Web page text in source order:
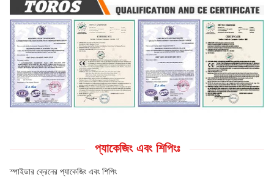
প্যাকেজিং এবং শিপিংঃ
স্পাইডার ক্রেনের প্যাকেজিং এবং শিপিং